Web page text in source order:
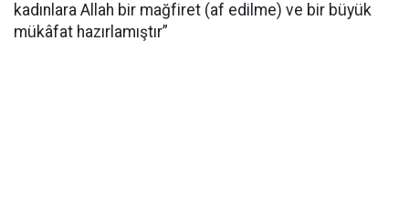
kadınlara Allah bir mağfiret (af edilme) ve bir büyük
mükâfat hazırlamıştır”